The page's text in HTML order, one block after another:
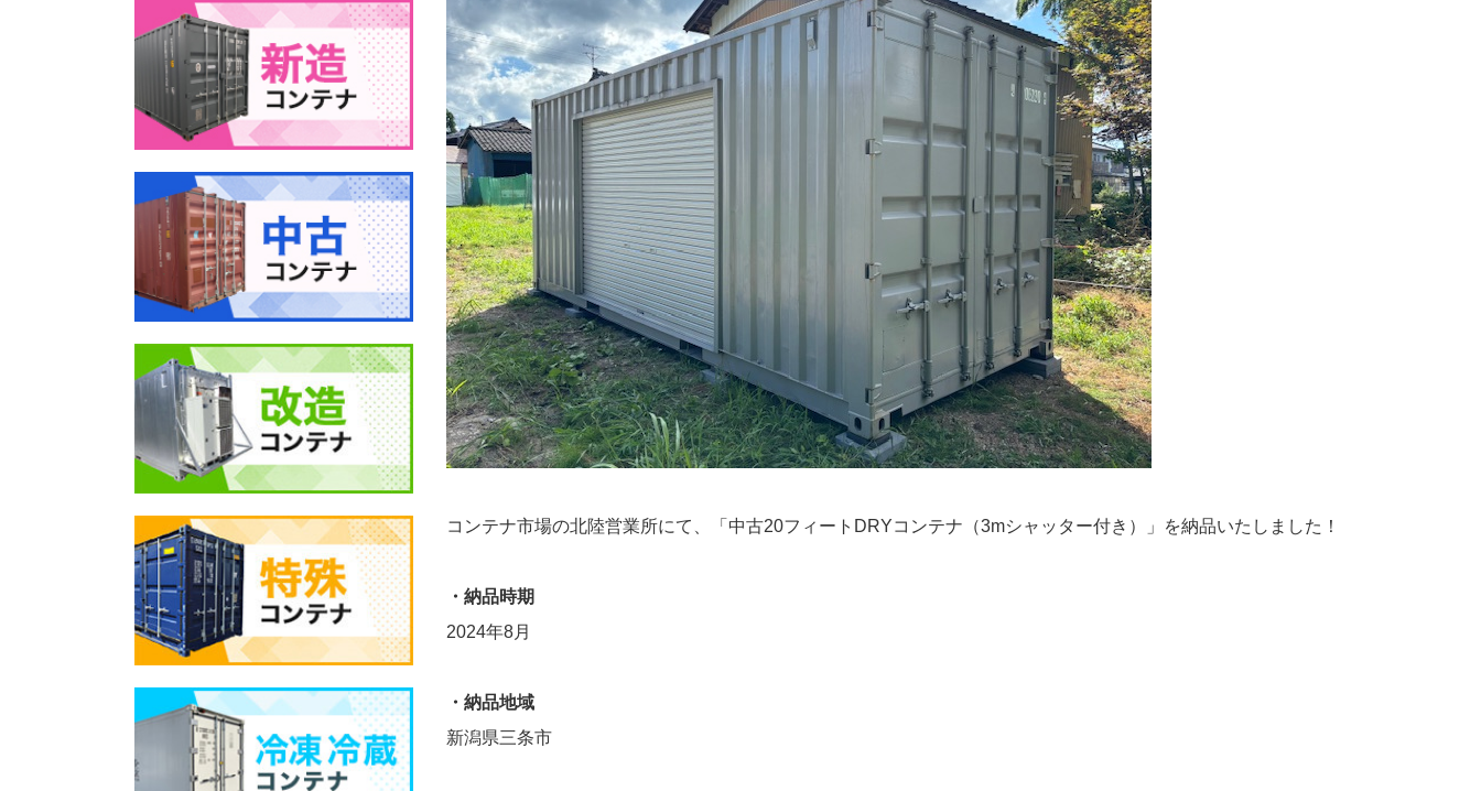
コンテナ市場の北陸営業所にて、「中古20フィートDRYコンテナ（3mシャッター付き）」を納品いたしました！
・納品時期
2024年8月
・納品地域
新潟県三条市